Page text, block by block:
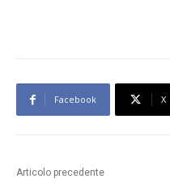
Facebook X
Articolo precedente